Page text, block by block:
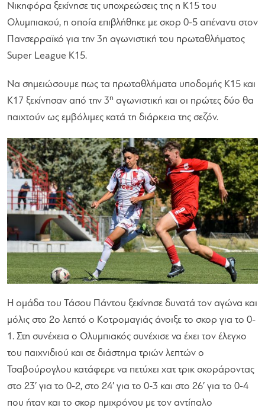
Νικηφόρα ξεκίνησε τις υποχρεώσεις της η Κ15 του
Ολυμπιακού, η οποία επιβλήθηκε με σκορ 0-5 απέναντι στον
Πανσερραϊκό για την 3η αγωνιστική του πρωταθλήματος
Super League Κ15.
Να σημειώσουμε πως τα πρωταθλήματα υποδομής Κ15 και
Κ17 ξεκίνησαν από την 3η αγωνιστική και οι πρώτες δύο θα
παιχτούν ως εμβόλιμες κατά τη διάρκεια της σεζόν.
Η ομάδα του Τάσου Πάντου ξεκίνησε δυνατά τον αγώνα και
μόλις στο 2ο λεπτό ο Κοτρομαγιάς άνοιξε το σκορ για το 0-
1. Στη συνέχεια ο Ολυμπιακός συνέχισε να έχει τον έλεγχο
του παιχνιδιού και σε διάστημα τριών λεπτών ο
Τσαβούρογλου κατάφερε να πετύχει χατ τρικ σκοράροντας
στο 23′ για το 0-2, στο 24′ για το 0-3 και στο 26′ για το 0-4
που ήταν και το σκορ ημιχρόνου με τον αντίπαλο